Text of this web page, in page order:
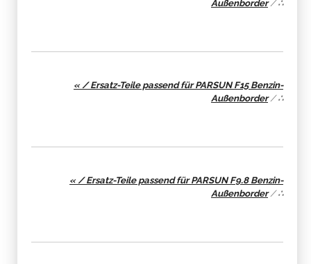
Außenborder/∴
Außenborder/∴